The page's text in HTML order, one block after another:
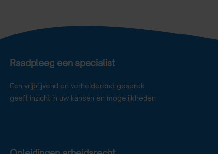
Raadpleeg een specialist
Een vrijblijvend en verhelderend gesprek
geeft inzicht in uw kansen en mogelijkheden